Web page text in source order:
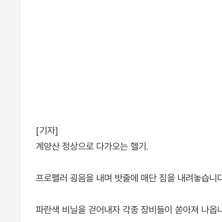
[기자]
계양산 정상으로 다가오는 헬기.
프로펠러 굉음을 내며 밧줄에 매단 짐을 내려놓습니
파란색 비닐을 걷어내자 각종 장비들이 쏟아져 나옵